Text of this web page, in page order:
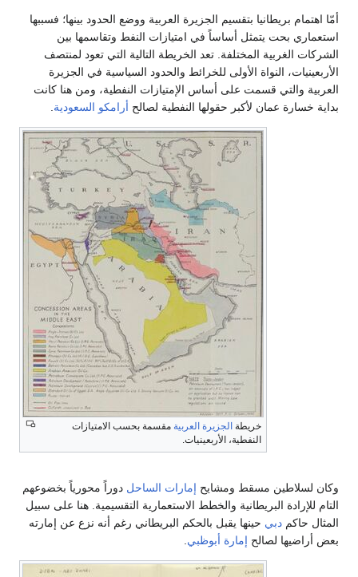
أمّا اهتمام بريطانيا بتقسيم الجزيرة العربية ووضع الحدود بينها؛ فسببها
استعماري بحت يتمثل أساساً في امتيازات النفط وتقاسمها بين
الشركات الغربية المختلفة. تعد الخريطة التالية التي تعود لمنتصف
الأربعينيات، النواة الأولى للخرائط والحدود السياسية في الجزيرة
العربية والتي قسمت على أساس الإمتيازات النفطية، ومن هنا كانت
بداية خسارة عمان لأكبر حقولها النفطية لصالح أرامكو السعودية.
خريطة الجزيرة العربية مقسمة بحسب الامتيازات
النفطية، الأربعينيات.
وكان لسلاطين مسقط ومشايح إمارات الساحل دوراً محورياً بخضوعهم
التام للإرادة البريطانية والخطط الاستعمارية التقسيمية. هنا على سبيل
المثال حاكم دبي حينها يقبل بالحكم البريطاني رغم أنه نزع عن إمارته
بعض أراضيها لصالح إمارة أبوظبي